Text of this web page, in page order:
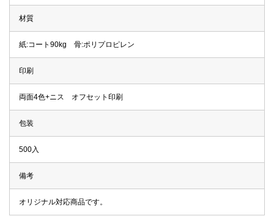
材質
紙:コート90kg 骨:ポリプロピレン
印刷
両面4色+ニス オフセット印刷
包装
500入
備考
オリジナル対応商品です。